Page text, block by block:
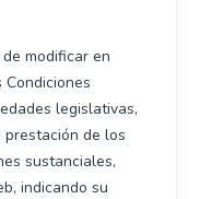
modificar en
legislativas,
prestación de los
sustanciales,
indicando su